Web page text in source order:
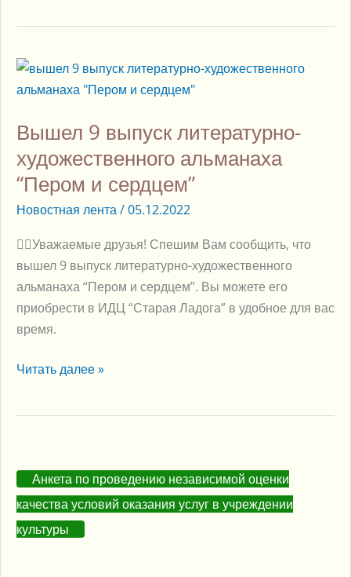
Вышел 9 выпуск литературно-
художественного альманаха
“Пером и сердцем”
Новостная лента/05.12.2022
👉🏻Уважаемые друзья! Спешим Вам сообщить, что
вышел 9 выпуск литературно-художественного
альманаха “Пером и сердцем”. Вы можете его
приобрести в ИДЦ “Старая Ладога” в удобное для вас
время.
Вышел
9
литературно-
художественного
альманаха
“Пером
и
сердцем”
Читать далее »
Анкета по проведению независимой оценки
качества условий оказания услуг в учреждении
культуры